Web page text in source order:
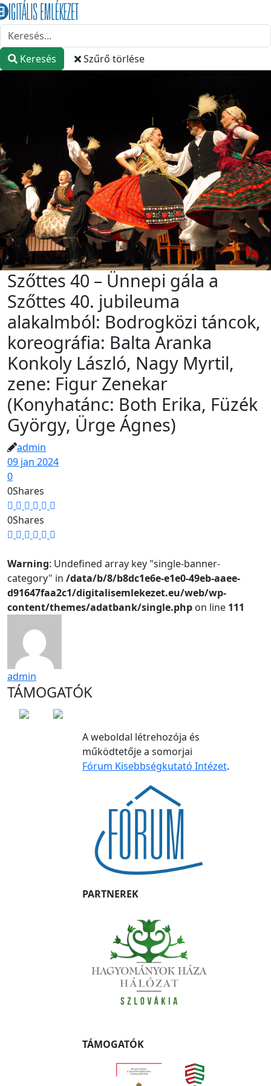
Keresés Szűrő törlése
Szőttes 40 – Ünnepi gála a
Szőttes 40. jubileuma
alakalmból: Bodrogközi táncok,
koreográfia: Balta Aranka
Konkoly László, Nagy Myrtil,
zene: Figur Zenekar
(Konyhatánc: Both Erika, Füzék
György, Ürge Ágnes)
admin
09 jan 2024
0
0Shares
0Shares
Warning: Undefined array key "single-banner-
category" in /data/b/8/b8dc1e6e-e1e0-49eb-aaee-
d91647faa2c1/digitalisemlekezet.eu/web/wp-
content/themes/adatbank/single.php on line 111
admin
TÁMOGATÓK
A weboldal létrehozója és
működtetője a somorjai
Fórum Kisebbségkutató Intézet.
PARTNEREK
TÁMOGATÓK